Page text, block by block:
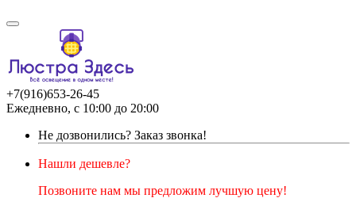
+7(916)653-26-45
Ежедневно, с 10:00 до 20:00
Не дозвонились? Заказ звонка!
Нашли дешевле?
Позвоните нам мы предложим лучшую цену!